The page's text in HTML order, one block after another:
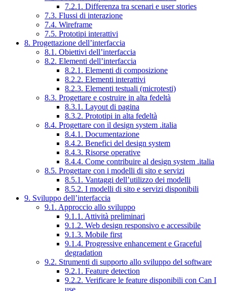
7.2.1. Differenza tra scenari e user stories
7.3. Flussi di interazione
7.4. Wireframe
7.5. Prototipi interattivi
8. Progettazione dell’interfaccia
8.1. Obiettivi dell’interfaccia
8.2. Elementi dell’interfaccia
8.2.1. Elementi di composizione
8.2.2. Elementi interattivi
8.2.3. Elementi testuali (microtesti)
8.3. Progettare e costruire in alta fedeltà
8.3.1. Layout di pagina
8.3.2. Prototipi in alta fedeltà
8.4. Progettare con il design system .italia
8.4.1. Documentazione
8.4.2. Benefici del design system
8.4.3. Risorse operative
8.4.4. Come contribuire al design system .italia
8.5. Progettare con i modelli di sito e servizi
8.5.1. Vantaggi dell’utilizzo dei modelli
8.5.2. I modelli di sito e servizi disponibili
9. Sviluppo dell’interfaccia
9.1. Approccio allo sviluppo
9.1.1. Attività preliminari
9.1.2. Web design responsivo e accessibile
9.1.3. Mobile first
9.1.4. Progressive enhancement e Graceful
degradation
9.2. Strumenti di supporto allo sviluppo del software
9.2.1. Feature detection
9.2.2. Verificare le feature disponibili con Can I
use